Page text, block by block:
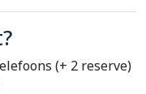
(+ 2 reserve)